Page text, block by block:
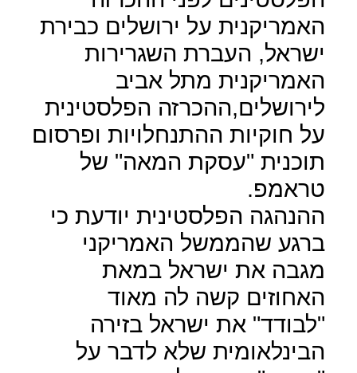
האמריקנית על ירושלים כבירת
ישראל, העברת השגרירות
האמריקנית מתל אביב
לירושלים,ההכרזה הפלסטינית
על חוקיות ההתנחלויות ופרסום
תוכנית "עסקת המאה" של
טראמפ.
ההנהגה הפלסטינית יודעת כי
ברגע שהממשל האמריקני
מגבה את ישראל במאת
האחוזים קשה לה מאוד
"לבודד" את ישראל בזירה
הבינלאומית שלא לדבר על